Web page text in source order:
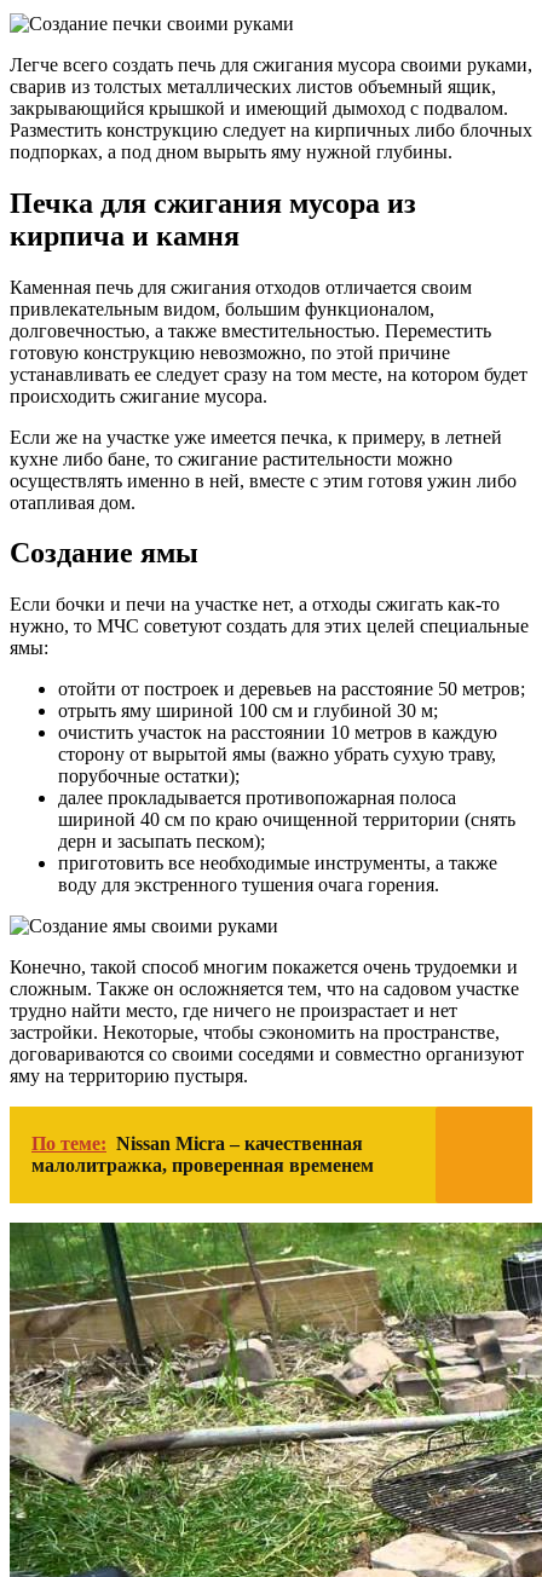
Легче всего создать печь для сжигания мусора своими руками,
сварив из толстых металлических листов объемный ящик,
закрывающийся крышкой и имеющий дымоход с подвалом.
Разместить конструкцию следует на кирпичных либо блочных
подпорках, а под дном вырыть яму нужной глубины.
Печка для сжигания мусора из
кирпича и камня
Каменная печь для сжигания отходов отличается своим
привлекательным видом, большим функционалом,
долговечностью, а также вместительностью. Переместить
готовую конструкцию невозможно, по этой причине
устанавливать ее следует сразу на том месте, на котором будет
происходить сжигание мусора.
Если же на участке уже имеется печка, к примеру, в летней
кухне либо бане, то сжигание растительности можно
осуществлять именно в ней, вместе с этим готовя ужин либо
отапливая дом.
Создание ямы
Если бочки и печи на участке нет, а отходы сжигать как-то
нужно, то МЧС советуют создать для этих целей специальные
ямы:
отойти от построек и деревьев на расстояние 50 метров;
отрыть яму шириной 100 см и глубиной 30 м;
очистить участок на расстоянии 10 метров в каждую
сторону от вырытой ямы (важно убрать сухую траву,
порубочные остатки);
далее прокладывается противопожарная полоса
шириной 40 см по краю очищенной территории (снять
дерн и засыпать песком);
приготовить все необходимые инструменты, а также
воду для экстренного тушения очага горения.
Конечно, такой способ многим покажется очень трудоемки и
сложным. Также он осложняется тем, что на садовом участке
трудно найти место, где ничего не произрастает и нет
застройки. Некоторые, чтобы сэкономить на пространстве,
договариваются со своими соседями и совместно организуют
яму на территорию пустыря.
По теме: Nissan Micra – качественная
малолитражка, проверенная временем